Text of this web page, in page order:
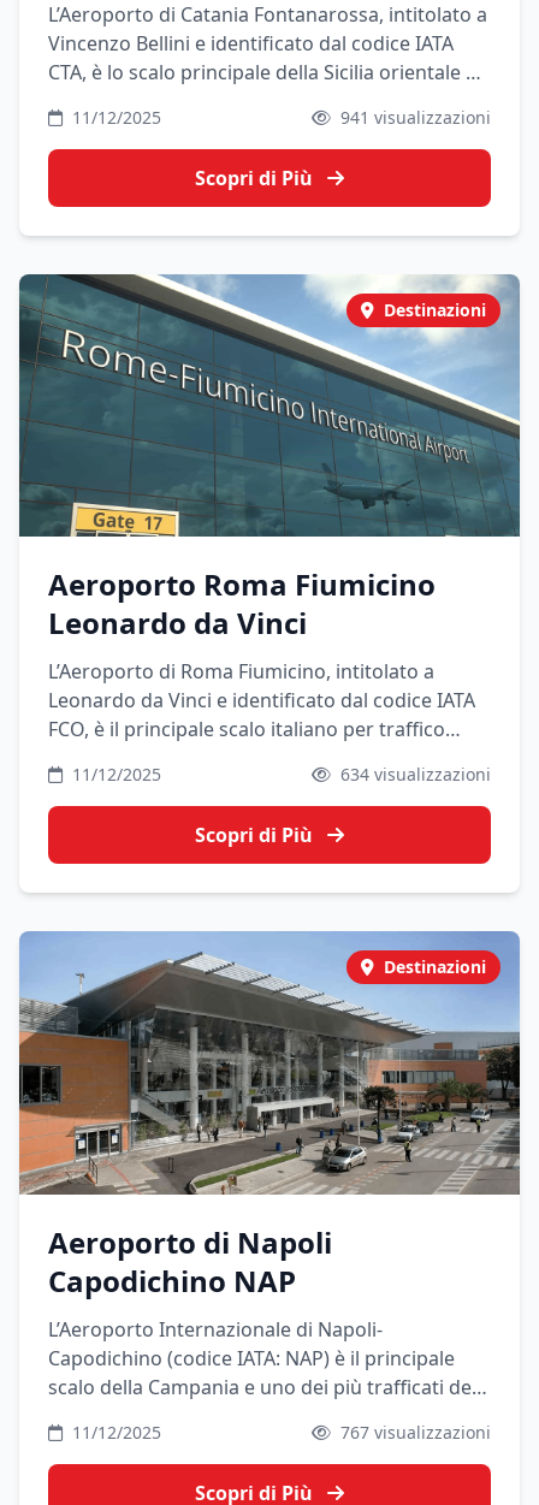
L’Aeroporto di Catania Fontanarossa, intitolato a
Vincenzo Bellini e identificato dal codice IATA
CTA, è lo scalo principale della Sicilia orientale e
pochi chilometri dal centro di Catania ed è il
punto di accesso ideale per chi vuole esplorare
l’Etna, Taormina, Siracusa e l’intera costa ionica
11/12/2025 941 visualizzazioni
Scopri di Più
Destinazioni
Aeroporto Roma Fiumicino
Leonardo da Vinci
L’Aeroporto di Roma Fiumicino, intitolato a
Leonardo da Vinci e identificato dal codice IATA
FCO, è il principale scalo italiano per traffico
maggior parte dei voli internazionali da e per
l’Italia. Si trova sul mare, nel comune di
Fiumicino, a sud-ovest della città, ed è collegato
privati.
11/12/2025 634 visualizzazioni
Scopri di Più
Destinazioni
Aeroporto di Napoli
Capodichino NAP
L’Aeroporto Internazionale di Napoli-
Capodichino (codice IATA: NAP) è il principale
scalo della Campania e uno dei più trafficati del
città ed è il punto di partenza ideale per visitare
Napoli, le isole del Golfo e la Costiera.
11/12/2025 767 visualizzazioni
Scopri di Più